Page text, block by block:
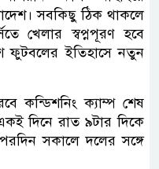
সবকিছু ঠিক থাকলে
খেলার স্বপ্নপূরণ হবে
ফুটবলের ইতিহাসে নতুন
কন্ডিশনিং ক্যাম্প শেষ
দিনে রাত ৯টার দিকে
সকালে দলের সঙ্গে